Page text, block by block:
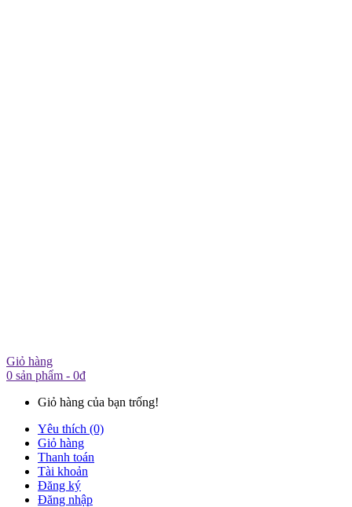
Giỏ hàng
0 sản phẩm - 0đ
Giỏ hàng của bạn trống!
Yêu thích (0)
Giỏ hàng
Thanh toán
Tài khoản
Đăng ký
Đăng nhập